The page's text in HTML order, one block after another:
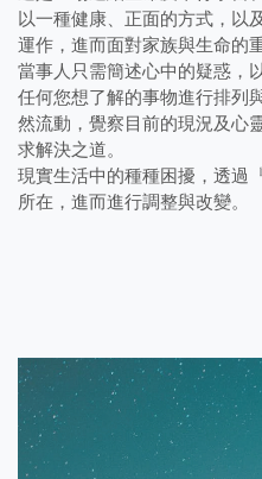
以一種健康、正面的方式，以
運作，進而面對家族與生命的
當事人只需簡述心中的疑惑，
任何您想了解的事物進行排列
然流動，覺察目前的現況及心
求解決之道。
現實生活中的種種困擾，透過
所在，進而進行調整與改變。